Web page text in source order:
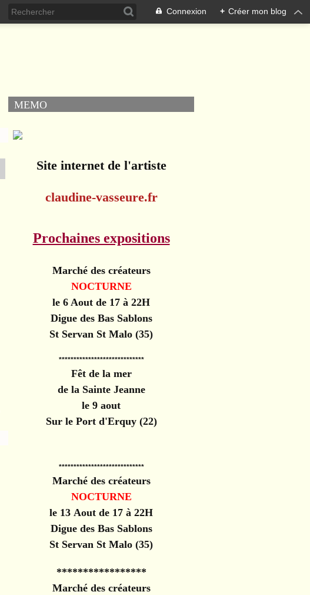
Connexion + Créer mon blog
MEMO
Site internet de l'artiste
claudine-vasseure.fr
Prochaines expositions
Marché des créateurs
NOCTURNE
le 6 Aout de 17 à 22H
Digue des Bas Sablons
St Servan St Malo (35)
*****************************
Fêt de la mer
de la Sainte Jeanne
le 9 aout
Sur le Port d'Erquy (22)
*****************************
Marché des créateurs
NOCTURNE
le 13 Aout de 17 à 22H
Digue des Bas Sablons
St Servan St Malo (35)
*****************
Marché des créateurs